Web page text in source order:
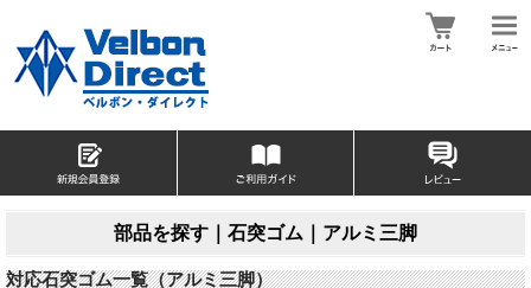
部品を探す｜石突ゴム｜アルミ三脚
対応石突ゴム一覧（アルミ三脚）